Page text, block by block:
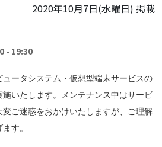
2020年10月7日(水曜日) 掲載
- 19:30
ータシステム・仮想型端末サービスの
いたします。メンテナンス中はサービ
ご迷惑をおかけいたしますが、ご理解
す。